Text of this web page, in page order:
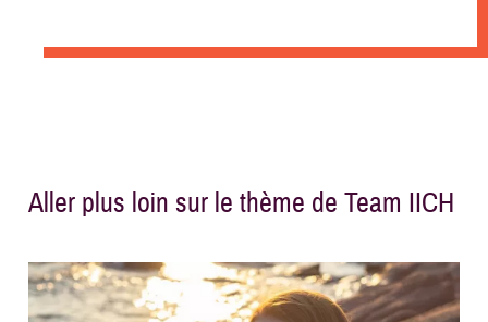
Aller plus loin sur le thème de Team IICH